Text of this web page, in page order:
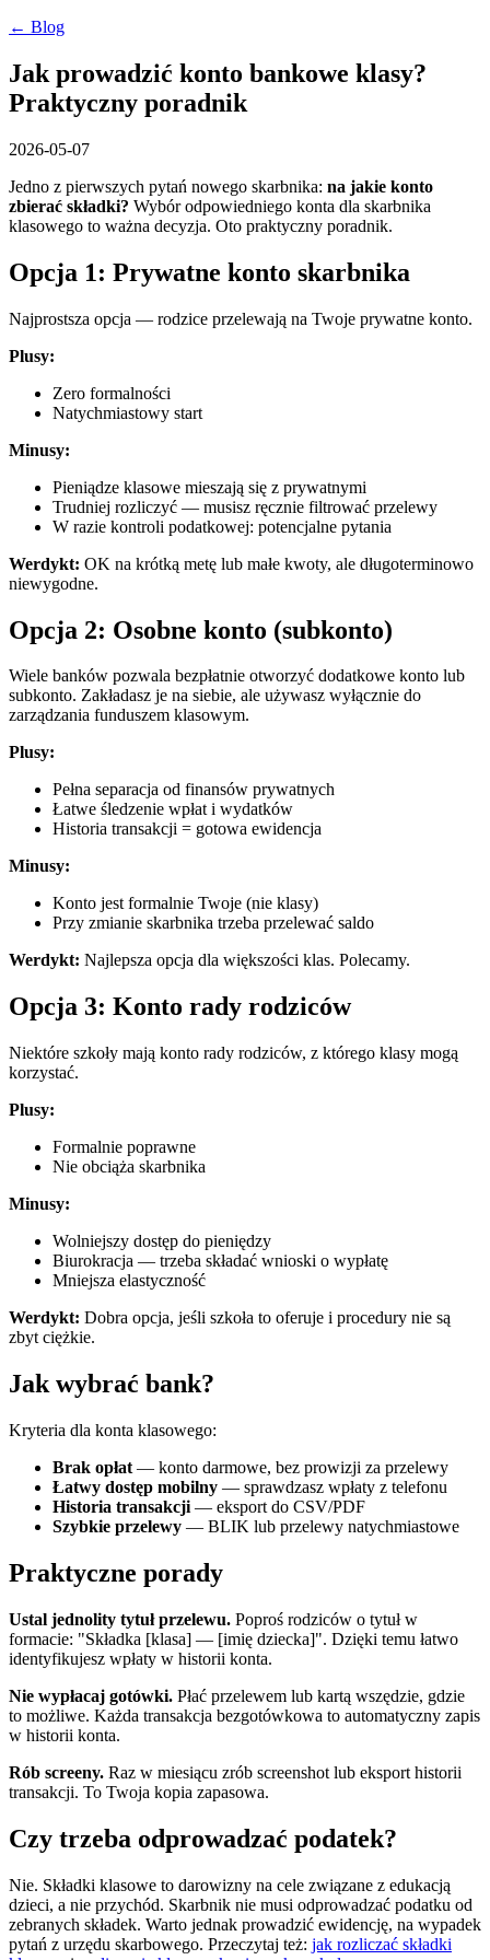
← Blog
Jak prowadzić konto bankowe klasy?
Praktyczny poradnik
2026-05-07
Jedno z pierwszych pytań nowego skarbnika: na jakie konto
zbierać składki? Wybór odpowiedniego konta dla skarbnika
klasowego to ważna decyzja. Oto praktyczny poradnik.
Opcja 1: Prywatne konto skarbnika
Najprostsza opcja — rodzice przelewają na Twoje prywatne konto.
Plusy:
Zero formalności
Natychmiastowy start
Minusy:
Pieniądze klasowe mieszają się z prywatnymi
Trudniej rozliczyć — musisz ręcznie filtrować przelewy
W razie kontroli podatkowej: potencjalne pytania
Werdykt: OK na krótką metę lub małe kwoty, ale długoterminowo
niewygodne.
Opcja 2: Osobne konto (subkonto)
Wiele banków pozwala bezpłatnie otworzyć dodatkowe konto lub
subkonto. Zakładasz je na siebie, ale używasz wyłącznie do
zarządzania funduszem klasowym.
Plusy:
Pełna separacja od finansów prywatnych
Łatwe śledzenie wpłat i wydatków
Historia transakcji = gotowa ewidencja
Minusy:
Konto jest formalnie Twoje (nie klasy)
Przy zmianie skarbnika trzeba przelewać saldo
Werdykt: Najlepsza opcja dla większości klas. Polecamy.
Opcja 3: Konto rady rodziców
Niektóre szkoły mają konto rady rodziców, z którego klasy mogą
korzystać.
Plusy:
Formalnie poprawne
Nie obciąża skarbnika
Minusy:
Wolniejszy dostęp do pieniędzy
Biurokracja — trzeba składać wnioski o wypłatę
Mniejsza elastyczność
Werdykt: Dobra opcja, jeśli szkoła to oferuje i procedury nie są
zbyt ciężkie.
Jak wybrać bank?
Kryteria dla konta klasowego:
Brak opłat — konto darmowe, bez prowizji za przelewy
Łatwy dostęp mobilny — sprawdzasz wpłaty z telefonu
Historia transakcji — eksport do CSV/PDF
Szybkie przelewy — BLIK lub przelewy natychmiastowe
Praktyczne porady
Ustal jednolity tytuł przelewu. Poproś rodziców o tytuł w
formacie: "Składka [klasa] — [imię dziecka]". Dzięki temu łatwo
identyfikujesz wpłaty w historii konta.
Nie wypłacaj gotówki. Płać przelewem lub kartą wszędzie, gdzie
to możliwe. Każda transakcja bezgotówkowa to automatyczny zapis
w historii konta.
Rób screeny. Raz w miesiącu zrób screenshot lub eksport historii
transakcji. To Twoja kopia zapasowa.
Czy trzeba odprowadzać podatek?
Nie. Składki klasowe to darowizny na cele związane z edukacją
dzieci, a nie przychód. Skarbnik nie musi odprowadzać podatku od
zebranych składek. Warto jednak prowadzić ewidencję, na wypadek
pytań z urzędu skarbowego. Przeczytaj też: jak rozliczać składki